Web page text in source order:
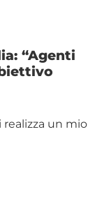
“Agenti
realizza un mio